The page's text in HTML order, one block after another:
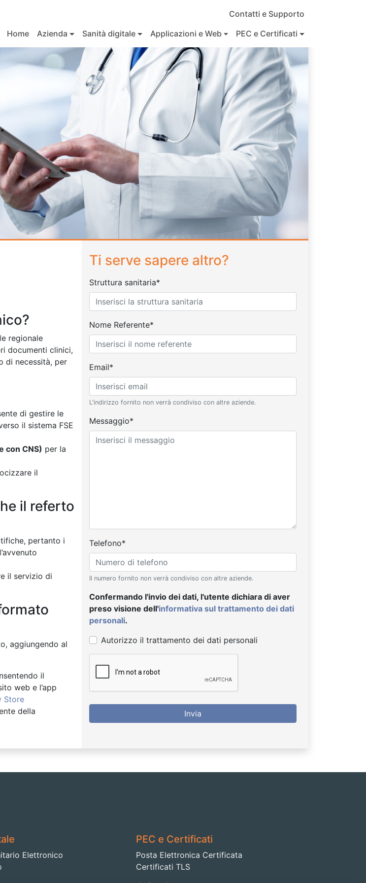
Contatti e Supporto
Home
Azienda Sanità digitale Applicazioni e Web PEC e Certificati
regionale
documenti clinici,
di necessità, per
di gestire le
il sistema FSE
con CNS) per la
il
il referto
pertanto i
il servizio di
aggiungendo al
il
web e l’app
Store
della
Ti serve sapere altro?
Struttura sanitaria*
Nome Referente*
Email*
L'indirizzo fornito non verrà condiviso con altre aziende.
Messaggio*
Telefono*
Il numero fornito non verrà condiviso con altre aziende.
Confermando l'invio dei dati, l'utente dichiara di aver
preso visione dell'informativa sul trattamento dei dati
personali.
Autorizzo il trattamento dei dati personali
Invia
Elettronico
PEC e Certificati
Posta Elettronica Certificata
Certificati TLS